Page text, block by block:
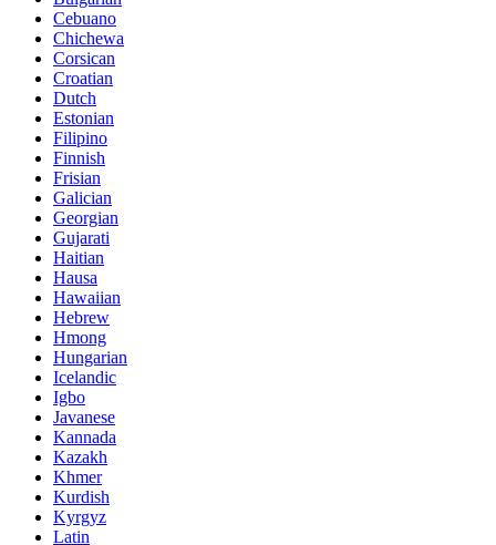
Cebuano
Chichewa
Corsican
Croatian
Dutch
Estonian
Filipino
Finnish
Frisian
Galician
Georgian
Gujarati
Haitian
Hausa
Hawaiian
Hebrew
Hmong
Hungarian
Icelandic
Igbo
Javanese
Kannada
Kazakh
Khmer
Kurdish
Kyrgyz
Latin